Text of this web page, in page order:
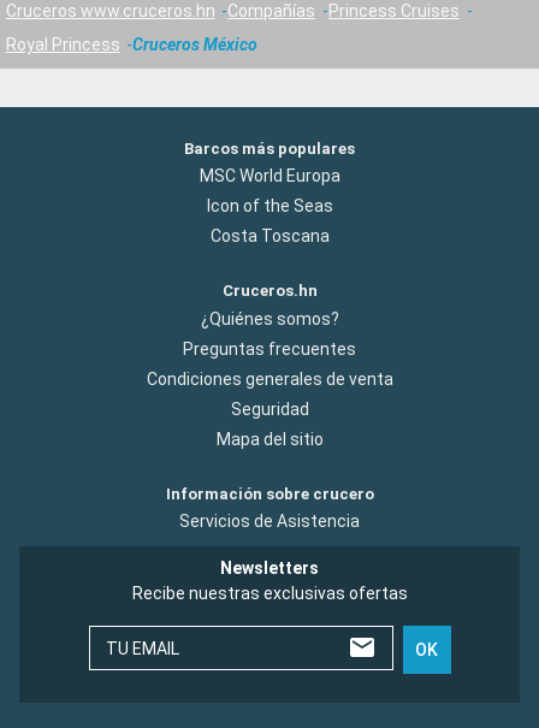
Cruceros www.cruceros.hn Compañías
Princess Cruises
Royal Princess
Cruceros México
Barcos más populares
MSC World Europa
Icon of the Seas
Costa Toscana
Cruceros.hn
¿Quiénes somos?
Preguntas frecuentes
Condiciones generales de venta
Seguridad
Mapa del sitio
Información sobre crucero
Servicios de Asistencia
Newsletters
Recibe nuestras exclusivas ofertas
TU EMAIL OK